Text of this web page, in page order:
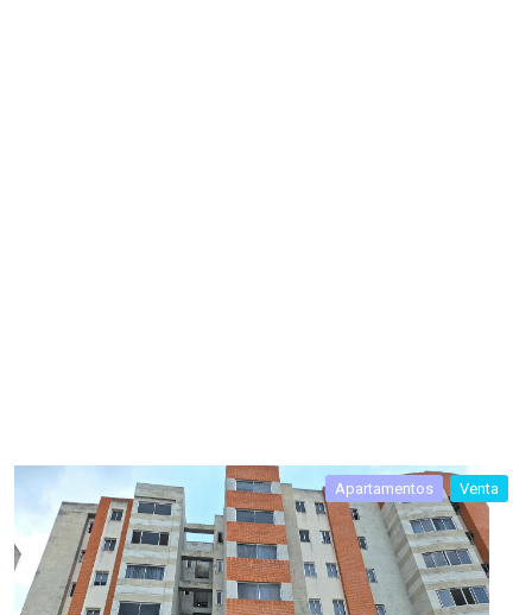
Apartamentos Venta